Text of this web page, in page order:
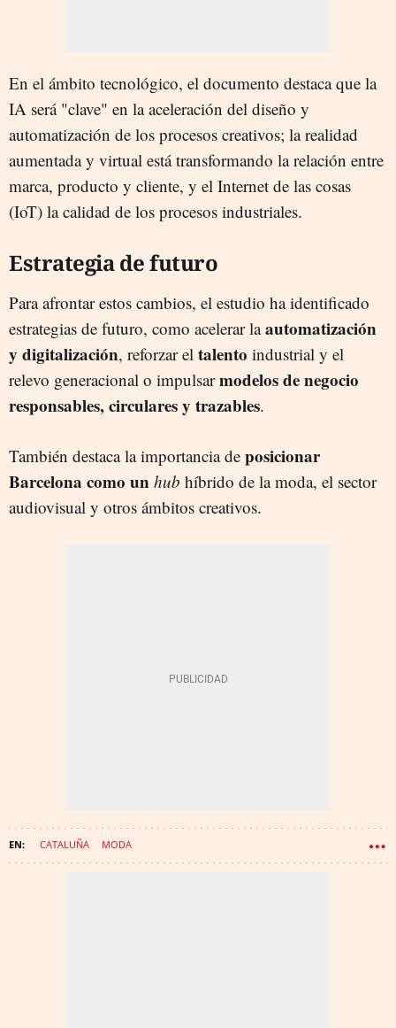
En el ámbito tecnológico, el documento destaca que la
IA será "clave" en la aceleración del diseño y
automatización de los procesos creativos; la realidad
aumentada y virtual está transformando la relación entre
marca, producto y cliente, y el Internet de las cosas
(IoT) la calidad de los procesos industriales.
Estrategia de futuro
Para afrontar estos cambios, el estudio ha identificado
estrategias de futuro, como acelerar laautomatización
y digitalización, reforzar el talento industrial y el
relevo generacional o impulsarmodelos de negocio
responsables, circulares y trazables.
También destaca la importancia de posicionar
Barcelona como un hub híbrido de la moda, el sector
audiovisual y otros ámbitos creativos.
CATALUÑA MODA